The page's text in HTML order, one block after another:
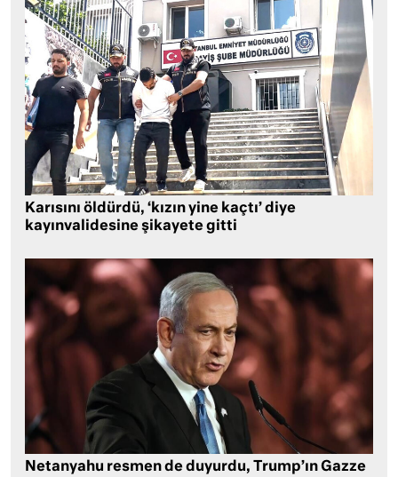
Karısını öldürdü, ‘kızın yine kaçtı’ diye
kayınvalidesine şikayete gitti
Netanyahu resmen de duyurdu, Trump’ın Gazze